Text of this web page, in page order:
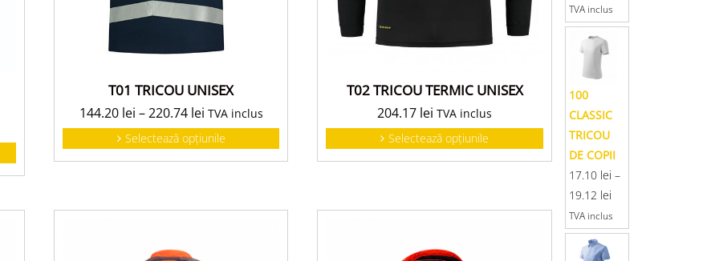
T01 TRICOU UNISEX
144.20 lei –220.74 lei TVA inclus
Selectează opțiunile
T02 TRICOU TERMIC UNISEX
204.17 lei TVA inclus
Selectează opțiunile
TVA inclus
100
CLASSIC
TRICOU
DE COPII
17.10 lei –
19.12 lei
TVA inclus